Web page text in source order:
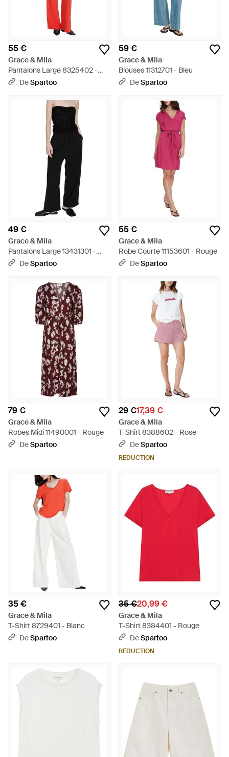
55 €
Grace & Mila
Pantalons Large 8325402 -
Rouge
DeSpartoo
59 €
Grace & Mila
Blouses 11312701 - Bleu
DeSpartoo
49 €
Grace & Mila
Pantalons Large 13431301 -
NoirDeSpartoo
55 €
Grace & Mila
Robe Courte 11153601 - Rouge
DeSpartoo
79 €
Grace & Mila
Robes Midi 11490001 - Rouge
DeSpartoo
29 €17,39 €
Grace & Mila
T-Shirt 8388602 - Rose
DeSpartoo
RÉDUCTION
35 €
Grace & Mila
T-Shirt 8729401 - Blanc
DeSpartoo
35 €20,99 €
Grace & Mila
T-Shirt 8384401 - Rouge
DeSpartoo
RÉDUCTION